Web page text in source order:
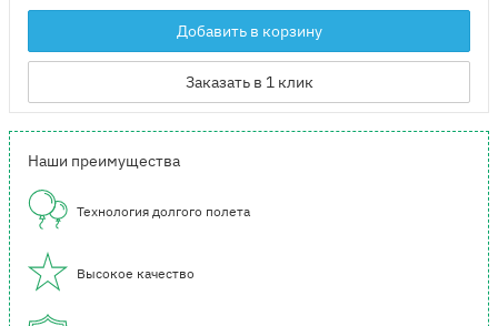
Добавить в корзину
Заказать в 1 клик
Наши преимущества
Технология долгого полета
Высокое качество